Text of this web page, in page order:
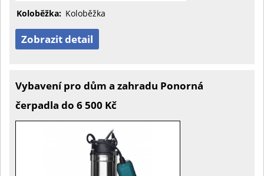
Koloběžka: Koloběžka
Zobrazit detail
Vybavení pro dům a zahradu Ponorná
čerpadla do 6 500 Kč